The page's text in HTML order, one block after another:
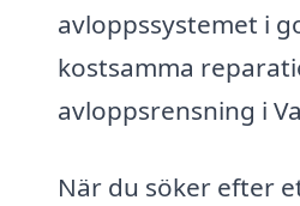
avloppssystemet i
kostsamma
avloppsrensning i
När du söker efter